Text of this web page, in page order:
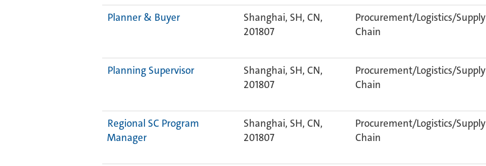
Planner & Buyer
Shanghai, SH, CN,
201807
Procurement/Logistics/Supply
Chain
Planning Supervisor
Shanghai, SH, CN,
201807
Procurement/Logistics/Supply
Chain
Regional SC Program
Manager
Shanghai, SH, CN,
201807
Procurement/Logistics/Supply
Chain